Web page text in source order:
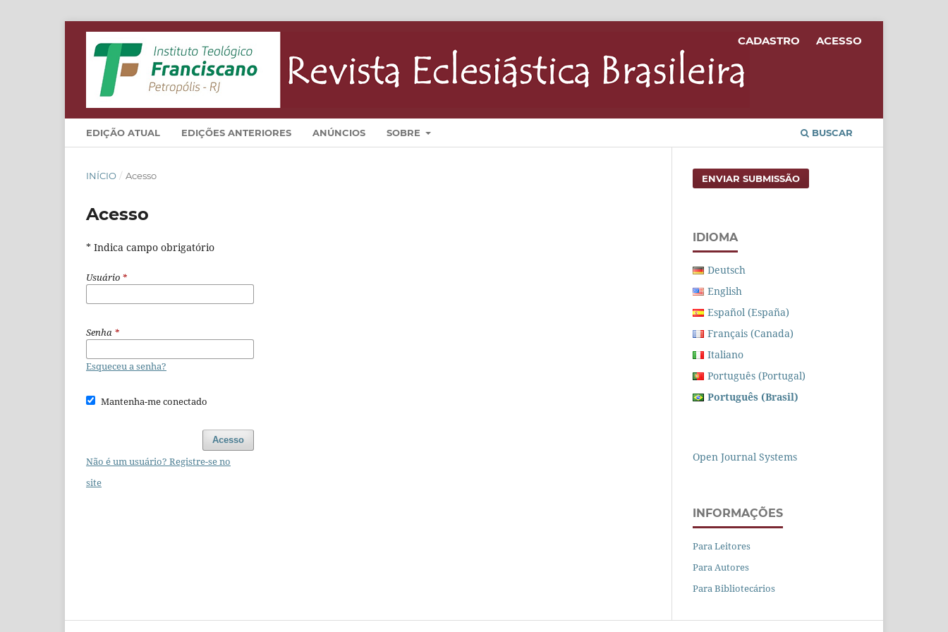
EDIÇÃO ATUAL EDIÇÕES ANTERIORES ANÚNCIOS SOBRE BUSCAR
CADASTRO ACESSO
INÍCIO / Acesso
Acesso
* Indica campo obrigatório
Usuário *
Senha *
Esqueceu a senha?
Mantenha-me conectado
Acesso
Não é um usuário? Registre-se no
site
ENVIAR SUBMISSÃO
IDIOMA
Deutsch
English
Español (España)
Français (Canada)
Italiano
Português (Portugal)
Português (Brasil)
Open Journal Systems
INFORMAÇÕES
Para Leitores
Para Autores
Para Bibliotecários